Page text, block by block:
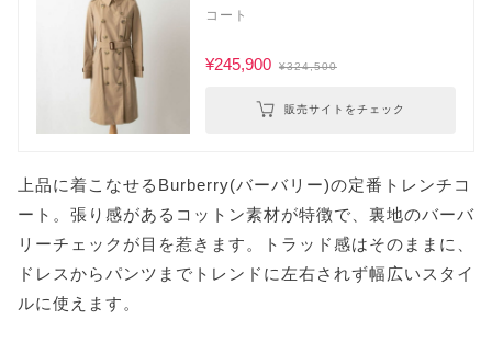
コート
¥245,900 ¥324,500
販売サイトをチェック
上品に着こなせるBurberry(バーバリー)の定番トレンチコ
ート。張り感があるコットン素材が特徴で、裏地のバーバ
リーチェックが目を惹きます。トラッド感はそのままに、
ドレスからパンツまでトレンドに左右されず幅広いスタイ
ルに使えます。